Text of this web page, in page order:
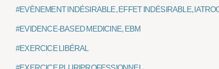
#EVÈNEMENT INDÉSIRABLE, EFFET INDÉSIRABLE,
#EVIDENCE-BASED MEDICINE, EBM
#EXERCICE LIBÉRAL